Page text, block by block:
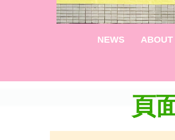
NEWS ABOUT
頁